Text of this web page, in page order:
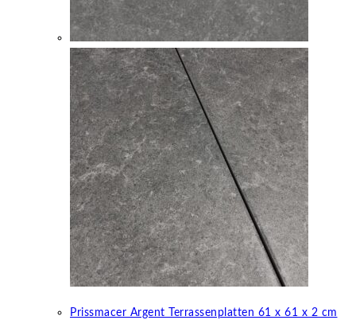
Prissmacer Argent Terrassenplatten 61 x 61 x 2 cm